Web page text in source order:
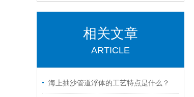
相关文章
ARTICLE
海上抽沙管道浮体的工艺特点是什么？